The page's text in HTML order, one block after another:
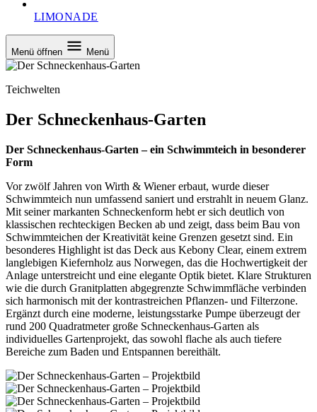
LIMONADE
Menü öffnen Menü
Teichwelten
Der Schneckenhaus-Garten
Der Schneckenhaus-Garten – ein Schwimmteich in besonderer
Form
Vor zwölf Jahren von Wirth & Wiener erbaut, wurde dieser
Schwimmteich nun umfassend saniert und erstrahlt in neuem Glanz.
Mit seiner markanten Schneckenform hebt er sich deutlich von
klassischen rechteckigen Becken ab und zeigt, dass beim Bau von
Schwimmteichen der Kreativität keine Grenzen gesetzt sind. Ein
besonderes Highlight ist das Deck aus Kebony Clear, einem extrem
langlebigen Kiefernholz aus Norwegen, das die Hochwertigkeit der
Anlage unterstreicht und eine elegante Optik bietet. Klare Strukturen
wie die durch Granitplatten abgegrenzte Schwimmfläche verbinden
sich harmonisch mit der kontrastreichen Pflanzen- und Filterzone.
Ergänzt durch eine moderne, leistungsstarke Pumpe überzeugt der
rund 200 Quadratmeter große Schneckenhaus-Garten als
individuelles Gartenprojekt, das sowohl flache als auch tiefere
Bereiche zum Baden und Entspannen bereithält.